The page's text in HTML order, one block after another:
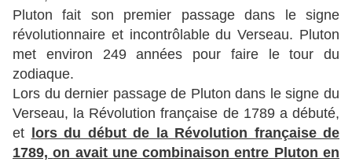
Pluton fait son premier passage dans le signe
révolutionnaire et incontrôlable du Verseau. Pluton
met environ 249 années pour faire le tour du
zodiaque.
Lors du dernier passage de Pluton dans le signe du
Verseau, la Révolution française de 1789 a débuté,
et
lors du début de la Révolution française de
1789, on avait une combinaison entre Pluton en